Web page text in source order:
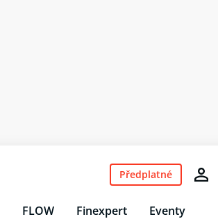
FLOW Finexpert Eventy
Předplatné